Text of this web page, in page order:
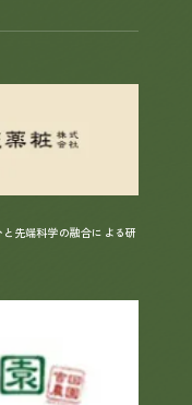
先端科学の融合による研